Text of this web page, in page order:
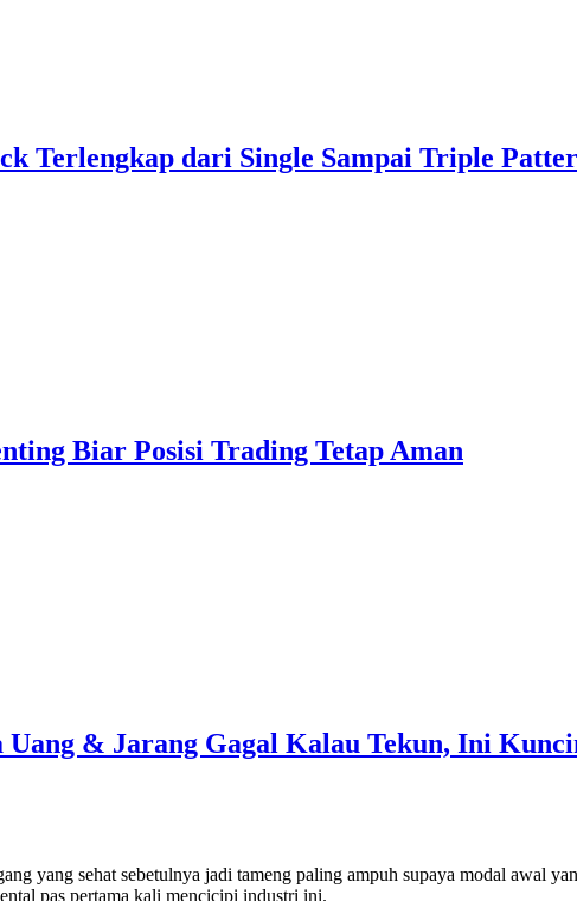
Terlengkap dari Single Sampai Triple
Biar Posisi Trading Tetap Aman
& Jarang Gagal Kalau Tekun, Ini
yang sehat sebetulnya jadi tameng paling ampuh supaya modal awal
pas pertama kali mencicipi industri ini.